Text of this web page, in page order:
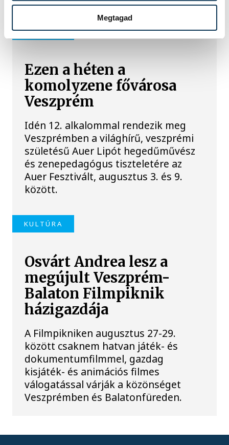
Megtagad
KULTÚRA
Ezen a héten a
komolyzene fővárosa
Veszprém
Idén 12. alkalommal rendezik meg
Veszprémben a világhírű, veszprémi
születésű Auer Lipót hegedűművész
és zenepedagógus tiszteletére az
Auer Fesztivált, augusztus 3. és 9.
között.
KULTÚRA
Osvárt Andrea lesz a
megújult Veszprém-
Balaton Filmpiknik
házigazdája
A Filmpikniken augusztus 27-29.
között csaknem hatvan játék- és
dokumentumfilmmel, gazdag
kisjáték- és animációs filmes
válogatással várják a közönséget
Veszprémben és Balatonfüreden.